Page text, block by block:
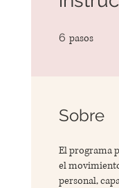
6 pasos
Sobre
El programa
el
personal,